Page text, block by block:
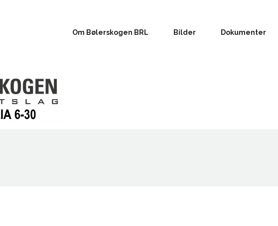
Om Bølerskogen BRL Bilder Dokumenter